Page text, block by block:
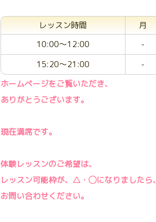
レッスン時間
月
10:00～12:00
-
15:20～21:00
-
ホームページをご覧いただき、
ありがとうございます。
現在満席です。
体験レッスンのご希望は、
レッスン可能枠が、△・◯になりましたら、
お問い合わせください。